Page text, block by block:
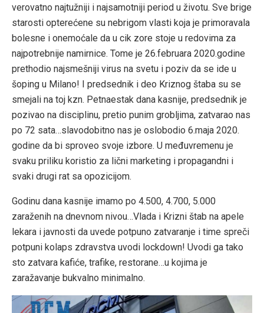
verovatno najtužniji i najsamotniji period u životu. Sve brige
starosti opterećene su nebrigom vlasti koja je primoravala
bolesne i onemoćale da u cik zore stoje u redovima za
najpotrebnije namirnice. Tome je 26.februara 2020.godine
prethodio najsmešniji virus na svetu i poziv da se ide u
šoping u Milano! I predsednik i deo Kriznog štaba su se
smejali na toj kzn. Petnaestak dana kasnije, predsednik je
pozivao na disciplinu, pretio punim grobljima, zatvarao nas
po 72 sata…slavodobitno nas je oslobodio 6.maja 2020.
godine da bi sproveo svoje izbore. U međuvremenu je
svaku priliku koristio za lični marketing i propagandni i
svaki drugi rat sa opozicijom.
Godinu dana kasnije imamo po 4.500, 4.700, 5.000
zaraženih na dnevnom nivou…Vlada i Krizni štab na apele
lekara i javnosti da uvede potpuno zatvaranje i time spreči
potpuni kolaps zdravstva uvodi lockdown! Uvodi ga tako
sto zatvara kafiće, trafike, restorane…u kojima je
zaražavanje bukvalno minimalno.